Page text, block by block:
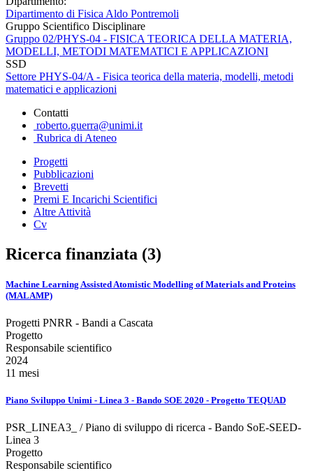
Dipartimento di Fisica Aldo Pontremoli
Gruppo Scientifico Disciplinare
Gruppo 02/PHYS-04 - FISICA TEORICA DELLA MATERIA,
MODELLI, METODI MATEMATICI E APPLICAZIONI
SSD
Settore PHYS-04/A - Fisica teorica della materia, modelli, metodi
matematici e applicazioni
Contatti
roberto.guerra@unimi.it
Rubrica di Ateneo
Progetti
Pubblicazioni
Brevetti
Premi E Incarichi Scientifici
Altre Attività
Cv
Ricerca finanziata (3)
Machine Learning Assisted Atomistic Modelling of Materials and Proteins
(MALAMP)
Progetti PNRR - Bandi a Cascata
Progetto
Responsabile scientifico
2024
11 mesi
Piano Sviluppo Unimi - Linea 3 - Bando SOE 2020 - Progetto TEQUAD
PSR_LINEA3_ / Piano di sviluppo di ricerca - Bando SoE-SEED-
Linea 3
Progetto
Responsabile scientifico